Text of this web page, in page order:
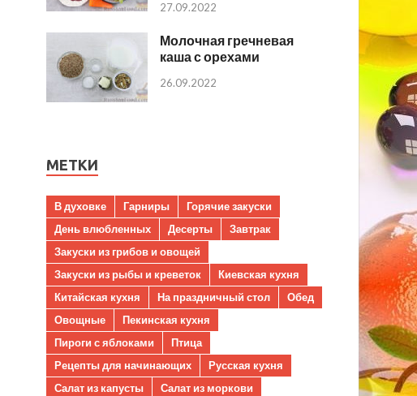
27.09.2022
Молочная гречневая
каша с орехами
26.09.2022
МЕТКИ
В духовке Гарниры
Горячие закуски
День влюбленных
Десерты
Завтрак
Закуски из грибов и овощей
Закуски из рыбы и креветок
Киевская кухня
Китайская кухня
На праздничный стол
Обед
Овощные
Пекинская кухня
Пироги с яблоками
Птица
Рецепты для начинающих
Русская кухня
Салат из капусты
Салат из моркови